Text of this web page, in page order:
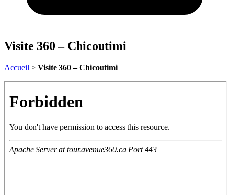
Visite 360 – Chicoutimi
Accueil > Visite 360 – Chicoutimi